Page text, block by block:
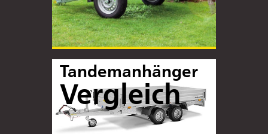
Tandemanhänger
Vergleich